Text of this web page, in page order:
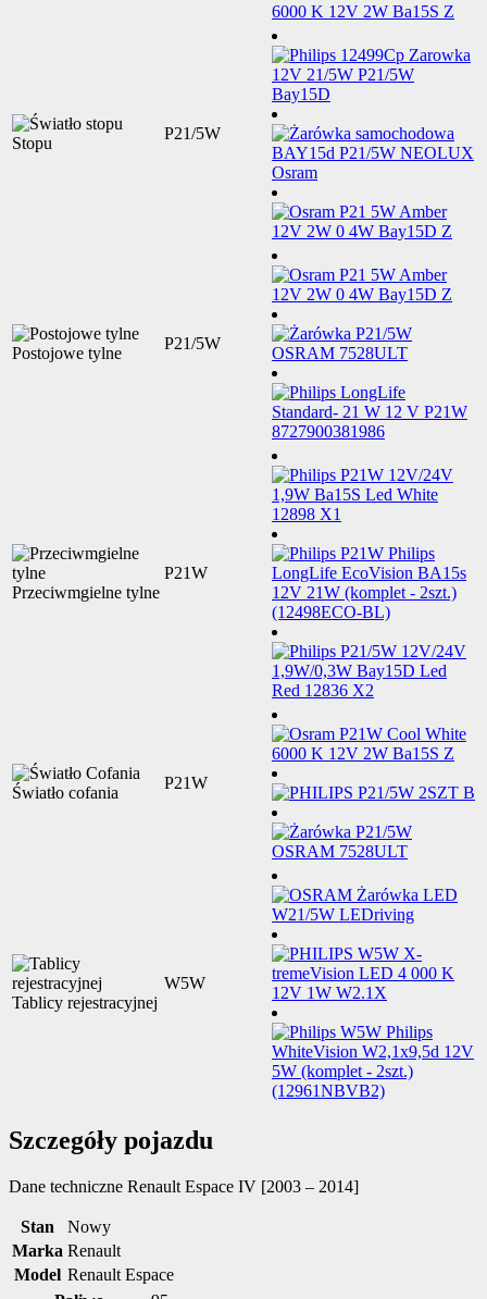
Stopu
P21/5W
Postojowe tylne
P21/5W
Przeciwmgielne tylne
P21W
Światło cofania
P21W
Tablicy rejestracyjnej
W5W
Szczegóły pojazdu
Dane techniczne Renault Espace IV [2003 – 2014]
Stan
Nowy
Marka Renault
Model Renault Espace